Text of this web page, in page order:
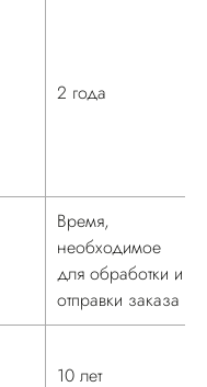
2 года
Время,
необходимое
для обработки и
отправки заказа
10 лет